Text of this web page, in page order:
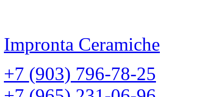
Impronta Ceramiche
+7 (903) 796-78-25